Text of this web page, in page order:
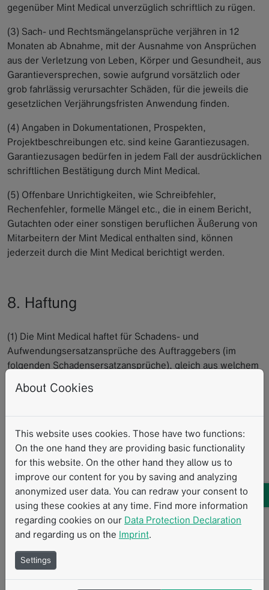
gegenüber Mint Medical unverzüglich schriftlich zu rügen.
(3) Sach- und Rechtsmängelansprüche verjähren in 12
Monaten ab Abnahme, mit der Ausnahme von Ansprüchen
aus der Verletzung von Leben, Körper und Gesundheit, aus
Garantieversprechen, sowie aufgrund vorsätzlich oder
grob fahrlässig verursachter Schäden, für die jeweils die
gesetzlichen Verjährungsfristen Anwendung finden.
(4) Angaben in Dokumentationen, Prospekten,
Projektbeschreibungen etc. sind keine Garantiezusagen.
Garantiezusagen bedürfen in jedem Fall der ausdrücklichen
schriftlichen Bestätigung durch Mint Medical.
(5) Offenbare Unrichtigkeiten, wie Schreibfehler,
Rechenfehler, formelle Mängel etc., die in einem Bericht,
Gutachten oder einer sonstigen beruflichen Äußerung von
Mitarbeitern der Mint Medical enthalten sind, können
jederzeit durch die Mint Medical berichtigt werden.
8. Haftung
(1) Die Mint Medical haftet für Schadens- und
Aufwendungsersatzansprüche des Auftraggebers (im
folgenden Schadensersatzansprüche), gleich aus welchem
Handlung, nur in Fällen des Vorsatzes, der groben
Haftung nach dem Produkthaftungsgesetz vorliegt, bei
Garantieversprechen und wegen der Verletzung
wesentlicher Vertragspflichten. Vertragswesentliche
Pflichten sind solche Pflichten, deren Erfüllung die
Umsetzung des Vertrags überhaupt erst ermöglichen,
deren Verletzung die Erreichung des Vertragszwecks
gefährden und auf deren Einhaltung die Parteien
regelmäßig vertrauen dürfen. Der Schadensersatzanspruch
für die Verletzung wesentlicher Vertragspflichten ist jedoch
auf den vertragstypischen, vorhersehbaren Schaden
begrenzt und verjährt binnen eines Jahres ab Erbringung
About Cookies
This website uses cookies. Those have two functions:
On the one hand they are providing basic functionality
for this website. On the other hand they allow us to
improve our content for you by saving and analyzing
anonymized user data. You can redraw your consent to
using these cookies at any time. Find more information
regarding cookies on our Data Protection Declaration
and regarding us on the Imprint.
Settings